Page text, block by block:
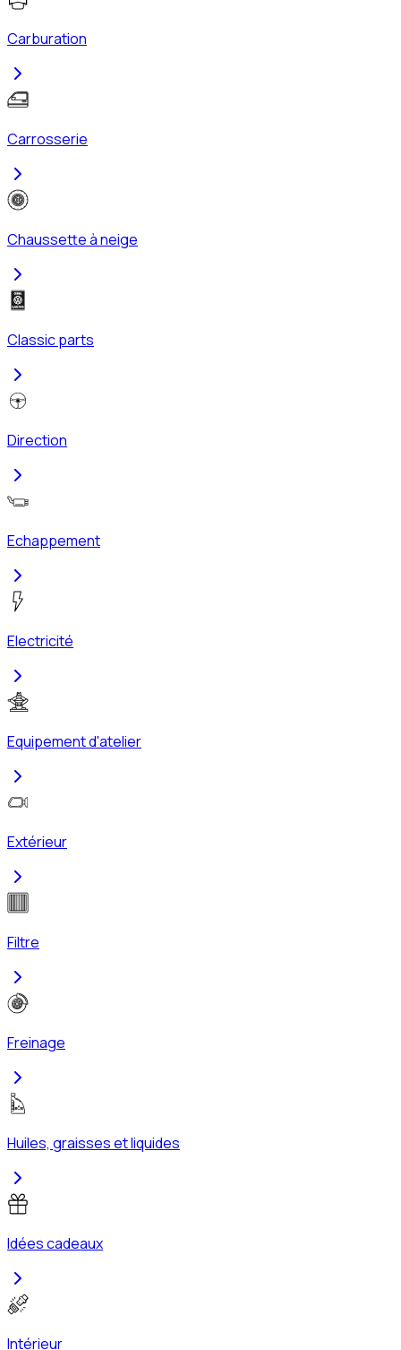
Carburation
Carrosserie
Chaussette à neige
Classic parts
Direction
Echappement
Electricité
Equipement d'atelier
Extérieur
Filtre
Freinage
Huiles, graisses et liquides
Idées cadeaux
Intérieur